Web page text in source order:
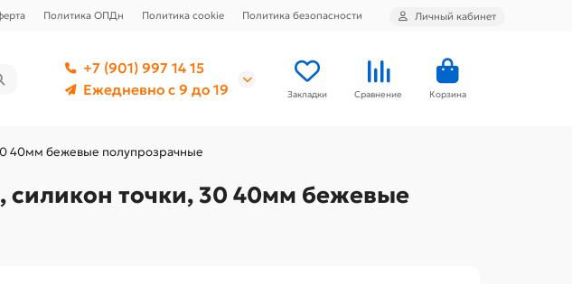
Политика ОПДн Политика cookie Политика безопасности Личный кабинет
+7 (901) 997 14 15
Ежедневно с 9 до 19
Закладки Сравнение Корзина
40мм бежевые полупрозрачные
силикон точки, 30 40мм бежевые